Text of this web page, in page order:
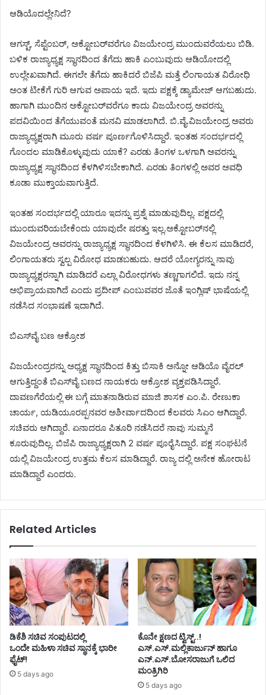
ಆಡಿಯೊದಲ್ಲೇನಿದೆ?
ಆಗಸ್ಟ್, ಸೆಪ್ಟೆಂಬರ್, ಅಕ್ಟೋಬರ್‌ವರೆಗೂ ವಿಜಯೇಂದ್ರ ಮುಂದುವರೆಯಲು ಬಿಡಿ.
ಬಳಿಕ ರಾಜ್ಯಾಧ್ಯಕ್ಷ ಸ್ಥಾನದಿಂದ ತೆಗೆದು ಹಾಕಿ ಎಂಬುವುದು ಆಡಿಯೋದಲ್ಲಿ
ಉಲ್ಲೇಖವಾಗಿದೆ. ಈಗಲೇ ತೆಗೆದು ಹಾಕಿದರೆ ಬಿಜೆಪಿ ಮತ್ತೆ ಲಿಂಗಾಯತ ವಿರೋಧಿ
ಅಂತ ಟೀಕೆಗೆ ಗುರಿ ಆಗುವ ಅಪಾಯ ಇದೆ. ಇದು ಪಕ್ಷಕ್ಕೆ ಡ್ಯಾಮೇಜ್ ಆಗಬಹುದು.
ಹಾಗಾಗಿ ಮುಂದಿನ ಅಕ್ಟೋಬರ್‌ವರೆಗೂ ಕಾದು ವಿಜಯೇಂದ್ರ ಅವರನ್ನು
ಪದವಿಯಿಂದ ತೆಗೆಯುವಂತೆ ಮನವಿ ಮಾಡಲಾಗಿದೆ. ಬಿ.ವೈ.ವಿಜಯೇಂದ್ರ ಅವರು
ರಾಜ್ಯಾಧ್ಯಕ್ಷರಾಗಿ ಮೂರು ವರ್ಷ ಪೂರ್ಣಗೊಳಿಸಿದ್ದಾರೆ. ಇಂತಹ ಸಂದರ್ಭದಲ್ಲಿ
ಗೊಂದಲ ಮಾಡಿಕೊಳ್ಳುವುದು ಯಾಕೆ? ಎರಡು ತಿಂಗಳ ಒಳಗಾಗಿ ಅವರನ್ನು
ರಾಜ್ಯಾಧ್ಯಕ್ಷ ಸ್ಥಾನದಿಂದ ಕೆಳಗಿಳಿಸಬೇಕಾಗಿದೆ. ಎರಡು ತಿಂಗಳಲ್ಲಿ ಅವರ ಅವಧಿ
ಕೂಡಾ ಮುಕ್ತಾಯವಾಗುತ್ತಿದೆ.
ಇಂತಹ ಸಂದರ್ಭದಲ್ಲಿ ಯಾರೂ ಇದನ್ನು ಪ್ರಶ್ನೆ ಮಾಡುವುದಿಲ್ಲ. ಪಕ್ಷದಲ್ಲಿ
ಮುಂದುವರಿಯಬೇಕೆಂದು ಯಾವುದೇ ಷರತ್ತು ಇಲ್ಲ.ಅಕ್ಟೋಬರ್‌ನಲ್ಲಿ
ವಿಜಯೇಂದ್ರ ಅವರನ್ನು ರಾಜ್ಯಾಧ್ಯಕ್ಷ ಸ್ಥಾನದಿಂದ ಕೆಳಗಿಳಿಸಿ. ಈ ಕೆಲಸ ಮಾಡಿದರೆ,
ಲಿಂಗಾಯತರು ಸ್ವಲ್ಪ ವಿರೋಧ ಮಾಡಬಹುದು. ಆದರೆ ಯೋಗ್ಯರನ್ನು ನಾವು
ರಾಜ್ಯಾಧ್ಯಕ್ಷರನ್ನಾಗಿ ಮಾಡಿದರೆ ಎಲ್ಲಾ ವಿರೋಧಗಳು ತಣ್ಣಗಾಗಲಿದೆ. ಇದು ನನ್ನ
ಅಭಿಪ್ರಾಯವಾಗಿದೆ ಎಂದು ಪ್ರದೀಪ್ ಎಂಬುವವರ ಜೊತೆ ಇಂಗ್ಲಿಷ್ ಭಾಷೆಯಲ್ಲಿ
ನಡೆಸಿದ ಸಂಭಾಷಣೆ ಇದಾಗಿದೆ.
ಬಿಎಸ್‌ವೈ ಬಣ ಆಕ್ರೋಶ
ವಿಜಯೇಂದ್ರರನ್ನು ಅಧ್ಯಕ್ಷ ಸ್ಥಾನದಿಂದ ಕಿತ್ತು ಬಿಸಾಕಿ ಅನ್ನೋ ಆಡಿಯೊ ವೈರಲ್‌
ಆಗುತ್ತಿದ್ದಂತೆ ಬಿಎಸ್‌ವೈ ಬಣದ ನಾಯಕರು ಆಕ್ರೋಶ ವ್ಯಕ್ತಪಡಿಸಿದ್ದಾರೆ.
ದಾವಣಗೆರೆಯಲ್ಲಿ ಈ ಬಗ್ಗೆ ಮಾತನಾಡಿರುವ ಮಾಜಿ ಶಾಸಕ ಎಂ.ಪಿ. ರೇಣುಕಾ
ಚಾರ್ಯ, ಯಡಿಯೂರಪ್ಪನವರ ಅಶೀರ್ವಾದದಿಂದ ಕೆಲವರು ಸಿಎಂ ಆಗಿದ್ದಾರೆ.
ಸಚಿವರು ಆಗಿದ್ದಾರೆ. ಏನಾದರೂ ಪಿತೂರಿ ನಡೆಸಿದರೆ ನಾವು ಸುಮ್ಮನೆ
ಕೂರುವುದಿಲ್ಲ. ಬಿಜೆಪಿ ರಾಜ್ಯಾಧ್ಯಕ್ಷರಾಗಿ 2 ವರ್ಷ ಪೂರೈಸಿದ್ದಾರೆ. ಪಕ್ಷ ಸಂಘಟನೆ
ಯಲ್ಲಿ ವಿಜಯೇಂದ್ರ ಉತ್ತಮ ಕೆಲಸ ಮಾಡಿದ್ದಾರೆ. ರಾಜ್ಯ ದಲ್ಲಿ ಅನೇಕ ಹೋರಾಟ
ಮಾಡಿದ್ದಾರೆ ಎಂದರು.
Related Articles
ಡಿಕೆಶಿ ಸಚಿವ ಸಂಪುಟದಲ್ಲಿ
ಒಂದೇ ಮಹಿಳಾ ಸಚಿವ ಸ್ಥಾನಕ್ಕೆ ಭಾರೀ
ಫೈಟ್!
5 days ago
ಕೊನೇ ಕ್ಷಣದ ಟ್ವಿಸ್ಟ್..!
ಎಸ್.ಎಸ್.ಮಲ್ಲಿಕಾರ್ಜುನ್ ಹಾಗೂ
ಎನ್.ಎಸ್.ಬೋಸರಾಜುಗೆ ಒಲಿದ
ಮಂತ್ರಿಗಿರಿ
5 days ago